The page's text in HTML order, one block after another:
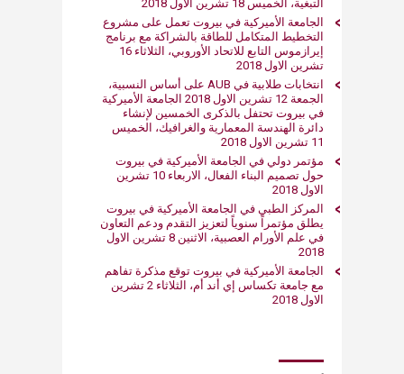
التبغية، الخميس 18 تشرين الاول 2018​
الجامعة الأميركية في بيروت تعمل على مشروع
التخطيط المتكامل للطاقة بالشراكة مع برنامج
إيرازموس التابع للاتحاد الأوروبي، الثلاثاء 16
تشرين الاول 2018
انتخابات طلابية في​ AUB على أساس النسبية،
الجمعة 12 تشرين الاول 2018
الجامعة الأميركية
في بيروت تحتفل بالذكرى الخمسين لإنشاء
دائرة الهندسة المعمارية والغرافيك، الخم​يس
11 تشرين الاول 2018
مؤتمر دولي في الجامعة الأميركية في بيروت
حول تصميم البناء الفعال، الاربعاء 10 تشرين
الاول 2018
المركز الطبي في الجامعة الأميركية في بيروت
يطلق مؤتمراً سنوياً لتعزيز التقدم ودعم التعاون
في علم الأورام العصبية، الاثنين 8 تشرين الاول
2018​
الجامعة الأميركية في بيروت توقع مذكرة تفاهم
مع جامعة تكساس إي أند أم، ​الثلاثاء 2 تشرين
الاول 2018